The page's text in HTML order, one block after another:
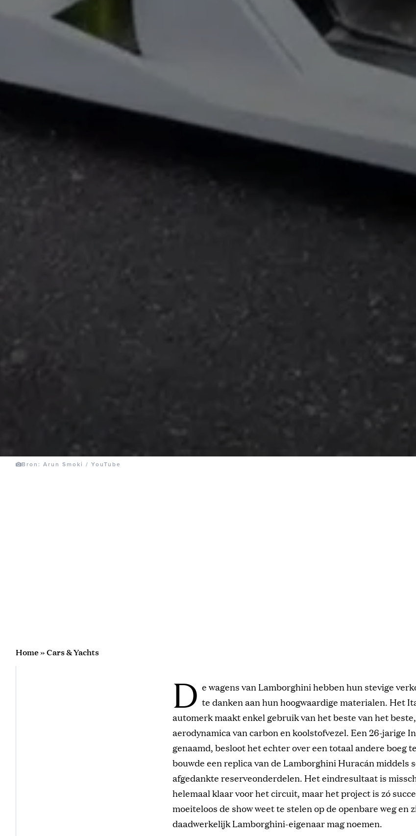
Bron: Arun Smoki / YouTube
Home»Cars & Yachts
D e wagens van Lamborghini hebben hun stevige
te danken aan hun hoogwaardige materialen. Het
automerk maakt enkel gebruik van het beste van het
aerodynamica van carbon en koolstofvezel. Een 26-jarige
genaamd, besloot het echter over een totaal andere boeg
bouwde een replica van de Lamborghini Huracán middels
afgedankte reserveonderdelen. Het eindresultaat is
helemaal klaar voor het circuit, maar het project is zó
moeiteloos de show weet te stelen op de openbare weg en
daadwerkelijk Lamborghini-eigenaar mag noemen.